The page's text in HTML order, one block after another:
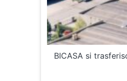
BICASA si